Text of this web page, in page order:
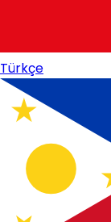
Türkçe